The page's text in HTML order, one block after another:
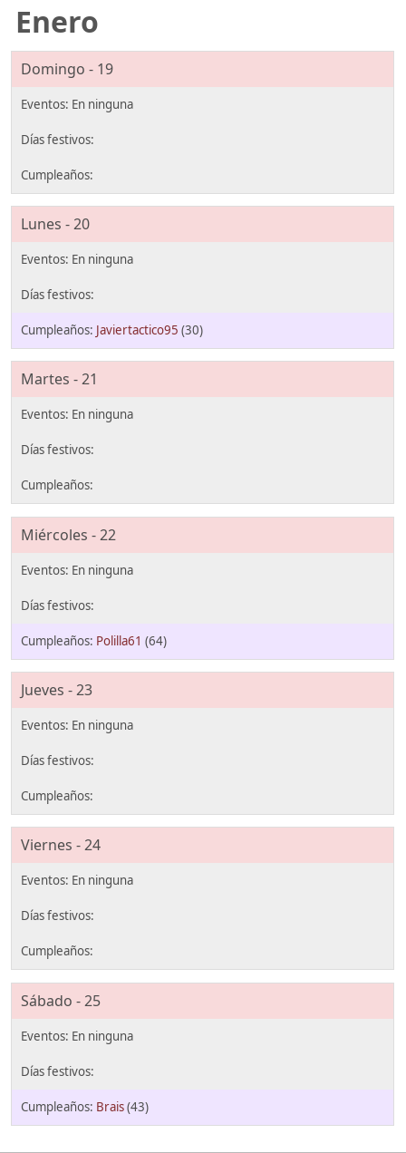
Enero
Domingo - 19
Lunes - 20
Javiertactico95 (30)
Martes - 21
Miércoles - 22
Polilla61 (64)
Jueves - 23
Viernes - 24
Sábado - 25
Brais(43)